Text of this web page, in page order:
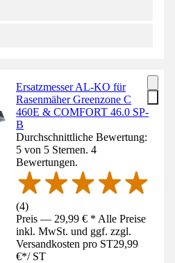
Ersatzmesser AL-KO für
Rasenmäher Greenzone C
460E & COMFORT 46.0 SP-
B
Durchschnittliche Bewertung:
5 von 5 Sternen. 4
Bewertungen.
(4)
Preis — 29,99 € * Alle Preise
inkl. MwSt. und ggf. zzgl.
Versandkosten pro ST29,99
€*/ ST